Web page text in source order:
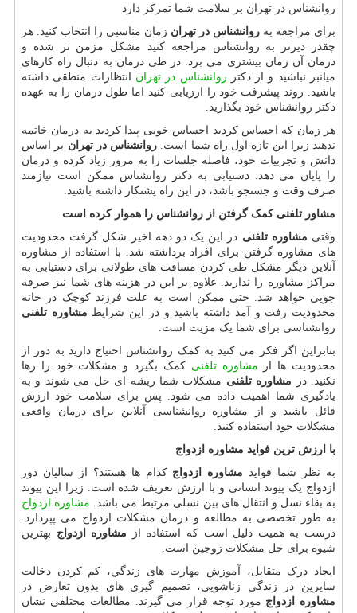
روانشناس در تهران بر سلامت شما تمرکز دارد
برای مراجعه به روانشناس در تهران زمان مناسبی را انتخاب کنید. هر
چقدر دیرتر به روانشناس مراجعه کنید مشکل مزمن تر شده و
درمان آن زمان بیشتری می برد. در طی درمان به دنبال راه کارهای
میانبر نباشید و از دکتر روانشناس در تهران انتظارات منطقی داشته
باشید. روند پیشرفت خود را ارزیابی کنید اما طول درمان را به عهده
دکتر روانشناس خود بگذارید.
هر زمان که احساس کردید احساس خوبی پیدا کردید به درمان خاتمه
ندهید زیرا این تازه اول راه شما است. روانشناس در تهران بر اساس
دانش و تجربیات خود، فاصله جلسات را به مرور زیاد کرده و درمان
را پایان می دهد. دستیابی به دکتر روانشناس ممکن است نیازمند
صرف وقت و جستجو باشد، در این راه پشتکار داشته باشید.
مشاور تلفنی کمک گرفتن از روانشناس را هموار کرده است
وقتی مشاوره تلفنی در این یک دو دهه اخیر شکل گرفت محدودیت
های مشاوره گرفتن برای افراد برداشته شد. با استفاده از مشاوره
آنلاین دیگر مشکل طی کردن مسافت های طولانی برای دستیابی به
مراکز مشاوره را ندارید. علاوه بر این در هزینه های شما نیز صرفه
جویی خواهد شد. حتی ممکن است به علت فرزند کوچک در خانه
محدودیت رفت و آمد داشته باشید و در این شرایط مشاوره تلفنی
روانشناسی برای شما یک مزیت است.
بنابراین اگر فکر می کنید به کمک روانشناس احتیاج دارید به دور از
محدودیت ها از مشاوره تلفنی کمک بگیرد و مشکلات خود را رها
نکنید. در مشاوره تلفنی مشکلات شما ریشه ای حل می شوند و به
یادگیری شما اهمیت داده می شود. پس برای سلامت خود ارزش
قائل باشید و از مشاوره روانشناسی آنلاین برای درمان واقعی
مشکلات خود استفاده کنید.
با ارزش ترین فواید مشاوره ازدواج
به نظر شما فواید مشاوره ازدواج کدام ها هستند؟ از سالیان دور
ازدواج یک پیوند انسانی و با ارزش تعریف شده است. زیرا این پیوند
به بقاء نسل و انتقال های بین نسلی مرتبط می باشد. مشاوره ازدواج
به طور تخصصی به مطالعه و درمان مشکلات ازدواج می پپردازد.
درست به همیت دلیل است که استفاده از مشاوره ازدواج بهترین
شیوه برای حل مشکلات زوجین است.
ایجاد درک متقابل، آموزش مهارت های زندگي، کم کردن دخالت
سایرین در زندگی زناشویی، تصميم گیری های بدون تعارض در
مشاوره ازدواج مورد توجه قرار می گیرند. مطالعات مختلفی نشان